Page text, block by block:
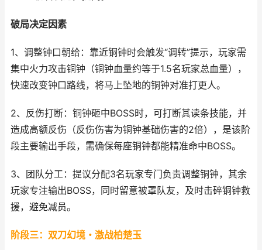
破局决定因素
1、调整钟口朝给：靠近铜钟时会触发“调转”提示，玩家需
集中火力攻击铜钟（铜钟血量约等于1.5名玩家总血量），
快速改变钟口路线，将马上坠地的铜钟对准打更人。
2、反伤打断：铜钟砸中BOSS时，可打断其读条技能，并
造成高额反伤（反伤伤害为铜钟基础伤害的2倍），是该阶
段主要输出手段，需确保每座铜钟都能精准命中BOSS。
3、团队分工：提议分配3名玩家专门负责调整铜钟，其余
玩家专注输出BOSS，同时留意被罩队友，及时击碎铜钟救
援，避免减员。
阶段三：双刀幻境・激战柏楚玉